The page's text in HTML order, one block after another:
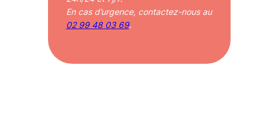
En cas d’urgence, contactez-nous au
02 99 48 03 69.